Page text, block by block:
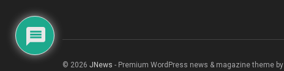
© 2026 JNews - Premium WordPress news & magazine theme by